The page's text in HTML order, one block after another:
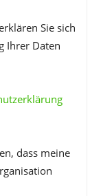
Sie sich
Ihrer Daten
dass meine